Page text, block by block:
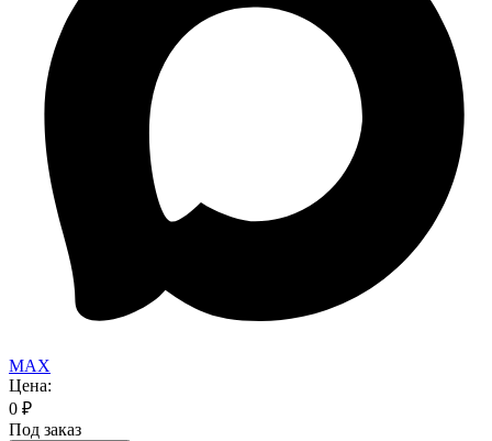
MAX
Цена:
0 ₽
Под заказ